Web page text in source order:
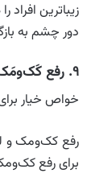
زیباترین
دور چشم به
۹. رفع کَک‌و‌مَک
خواص خیار
رفع کک‌ومک و
برای رفع